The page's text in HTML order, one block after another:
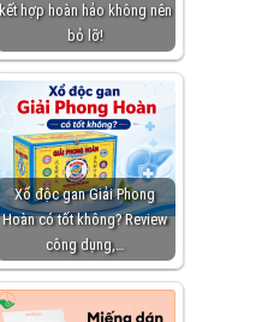
kết hợp hoàn hảo không nên
bỏ lỡ!
Xổ độc gan Giải Phong
Hoàn có tốt không? Review
công dụng,…